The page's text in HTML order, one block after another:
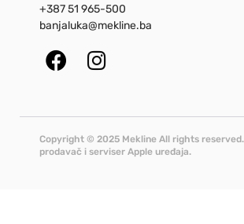
+387 51 965-500
banjaluka@mekline.ba
Copyright © 2025 Mekline All rights
prodavač i serviser Apple uređaja.